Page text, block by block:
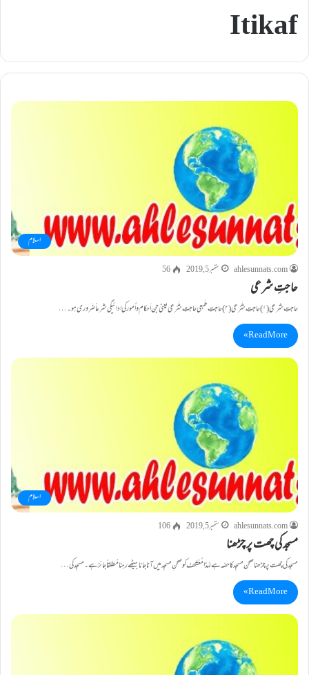
Itikaf
اسلام
ahlesunnats.com
ستمبر 5, 2019 56
حاجتِ شرعی
حاجتِ شرعی (۱) حاجتِ شَرْعی (۲) حاجتِ طَبعی حاجتِ شَرْعی یعنی جن اَحکام و اُمور کی ادائیگی شرعاً ضَروری ہو۔…
Read More »
اسلام
ahlesunnats.com
ستمبر 5, 2019 106
مسجد کی چھت پر چڑھنا
مسجد کی چھت پر چڑھنا صحن مسجِدکاحصّہ ہے لہٰذامُعْتَکِف کوصحنِ مسجِد میں آنا جانا بیٹھے رہنا مُطلقاً جائز ہے۔ مسجِدکی…
Read More »